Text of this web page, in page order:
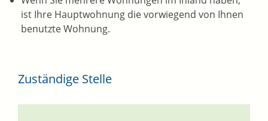
ist Ihre Hauptwohnung die vorwiegend von Ihnen
benutzte Wohnung.
Zuständige Stelle